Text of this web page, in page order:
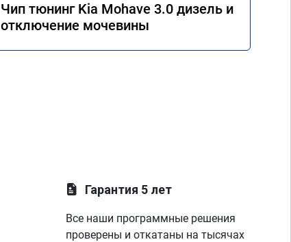
Чип тюнинг Kia Mohave 3.0 дизель и
отключение мочевины
Гарантия 5 лет
Все наши программные решения
проверены и откатаны на тысячах